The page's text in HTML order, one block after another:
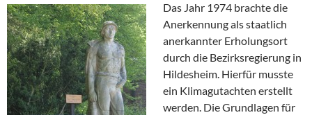
Das Jahr 1974 brachte die
Anerkennung als staatlich
anerkannter Erholungsort
durch die Bezirksregierung in
Hildesheim. Hierfür musste
ein Klimagutachten erstellt
werden. Die Grundlagen für